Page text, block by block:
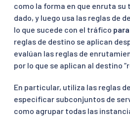
como la forma en que enruta su
dado, y luego usa las reglas de
lo que sucede con el tráfico para
reglas de destino se aplican
evalúan las reglas de
por lo que se aplican al destino
En particular, utiliza las reglas
especificar subconjuntos de
como agrupar todas las